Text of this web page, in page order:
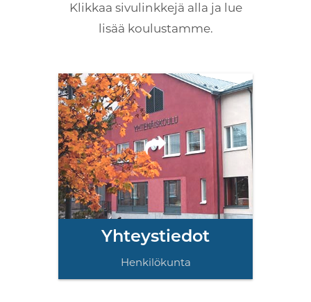
Klikkaa sivulinkkejä alla ja lue
lisää koulustamme.
Yhteystiedot
Henkilökunta